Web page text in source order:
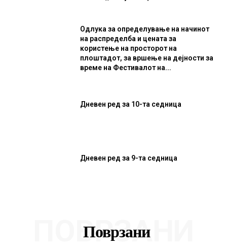
Одлука за определување на начинот
на распределба и цената за
користење на просторот на
плоштадот, за вршење на дејности за
време на Фестивалот на...
Дневен ред за 10-та седница
Дневен ред за 9-та седница
Поврзани
ПОВРЗАНИ